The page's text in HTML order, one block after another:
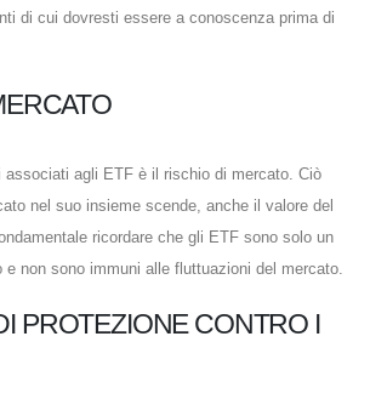
di cui dovresti essere a conoscenza prima di
associati agli ETF è il rischio di mercato. Ciò
nel suo insieme scende, anche il valore del
ricordare che gli ETF sono solo un
non sono immuni alle fluttuazioni del mercato.
PROTEZIONE CONTRO I